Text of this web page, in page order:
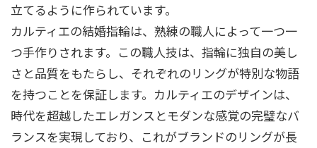
立てるように作られています。
カルティエの結婚指輪は、熟練の職人によって一つ一
つ手作りされます。この職人技は、指輪に独自の美し
さと品質をもたらし、それぞれのリングが特別な物語
を持つことを保証します。カルティエのデザインは、
時代を超越したエレガンスとモダンな感覚の完璧なバ
ランスを実現しており、これがブランドのリングが長